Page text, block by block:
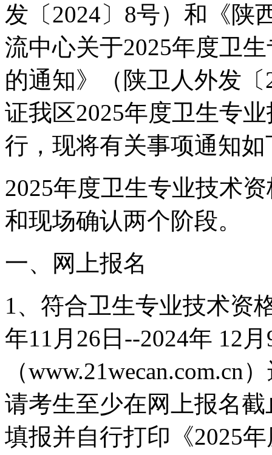
发〔2024〕8号）和《陕
流中心关于2025年度卫
的通知》（陕卫人外发
证我区2025年度卫生专
行，现将有关事项通知如
2025年度卫生专业技术
和现场确认两个阶段。
一、网上报名
1、符合卫生专业技术资
年11月26日--2024年 12
（
请考生至少在网上报名
填报并自行打印《2025